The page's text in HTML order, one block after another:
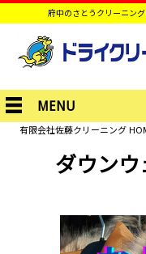
府中のさとうクリーニン
MENU
有限会社佐藤クリーニング
ダウンウ